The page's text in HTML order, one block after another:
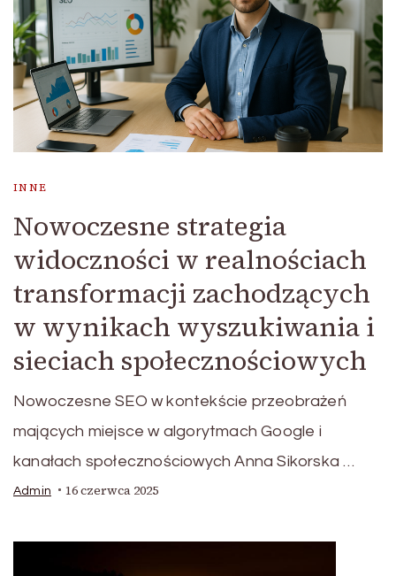
INNE
Nowoczesne strategia
widoczności w realnościach
transformacji zachodzących
w wynikach wyszukiwania i
sieciach społecznościowych
Nowoczesne SEO w kontekście przeobrażeń
mających miejsce w algorytmach Google i
kanałach społecznościowych Anna Sikorska …
Admin 16 czerwca 2025